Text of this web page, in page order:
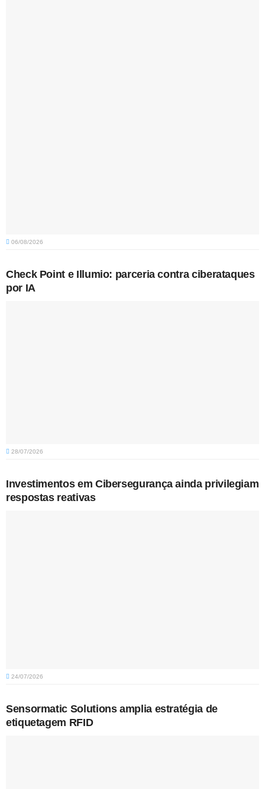
06/08/2026
Check Point e Illumio: parceria contra ciberataques
por IA
28/07/2026
Investimentos em Cibersegurança ainda privilegiam
respostas reativas
24/07/2026
Sensormatic Solutions amplia estratégia de
etiquetagem RFID